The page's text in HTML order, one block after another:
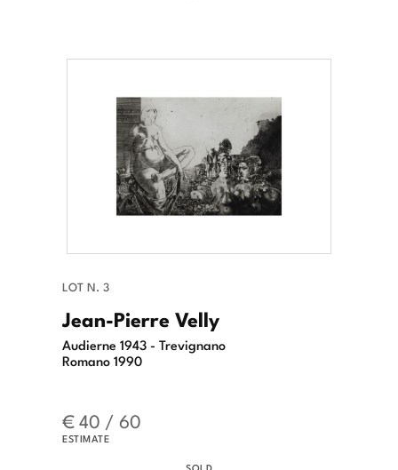
LOT N. 3
Jean-Pierre Velly
Audierne 1943 - Trevignano
Romano 1990
€ 40 / 60
ESTIMATE